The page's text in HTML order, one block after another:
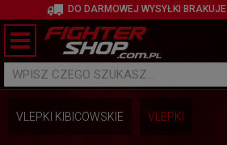
DO DARMOWEJ WYSYŁKI BRAKUJE
WPISZ CZEGO SZUKASZ...
VLEPKI KIBICOWSKIE VLEPKI